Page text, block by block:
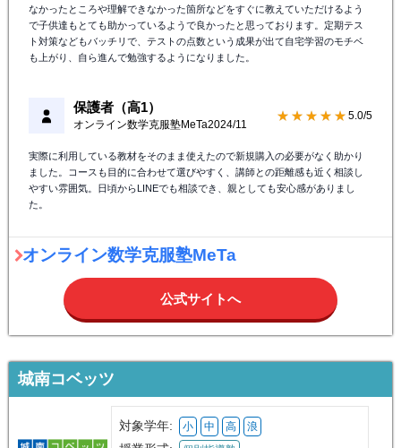
なかったところや理解できなかった箇所などをすぐに教えていただけるよう
で子供達もとても助かっているようで良かったと思っております。定期テス
ト対策などもバッチリで、テストの点数という成果が出て自宅学習のモチベ
も上がり、自ら進んで勉強するようになりました。
保護者（高1）
オンライン数学克服塾MeTa2024/11
★★★★★ 5.0/5
実際に利用している教材をそのまま使えたので新規購入の必要がなく助かり
ました。コースも目的に合わせて選びやすく、講師との距離感も近く相談し
やすい雰囲気。日頃からLINEでも相談でき、親としても安心感がありまし
た。
オンライン数学克服塾MeTa
公式サイトへ
城南コベッツ
対象学年: 小 中 高 浪